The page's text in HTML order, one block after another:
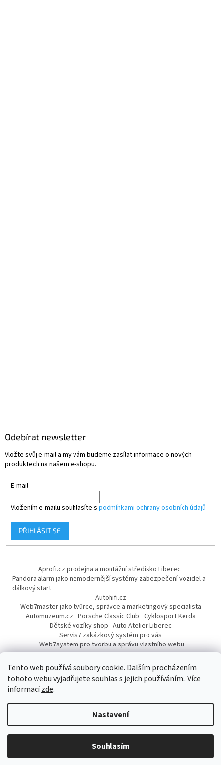
Tento web používá soubory cookie. Dalším procházením
tohoto webu vyjadřujete souhlas s jejich používáním.. Více
informacízde.
Nastavení
Souhlasím
Odebírat newsletter
Vložte svůj e-mail a my vám budeme zasílat informace o nových
produktech na našem e-shopu.
E-mail
Vložením e-mailu souhlasíte s podmínkami ochrany osobních údajů
PŘIHLÁSIT SE
Aprofi.cz prodejna a montážní středisko Liberec
Pandora alarm jako nemodernější systémy zabezpečení vozidel a
dálkový start
Autohifi.cz
Web7master jako tvůrce, správce a marketingový specialista
Automuzeum.cz Porsche Classic Club Cyklosport Kerda
Dětské vozíky shop Auto Atelier Liberec
Servis7 zakázkový systém pro vás
Web7system pro tvorbu a správu vlastního webu
Dárek
Copyright 2026AUTOPROFI CZ. Všechna práva vyhrazena.Upravit
nastavení cookies